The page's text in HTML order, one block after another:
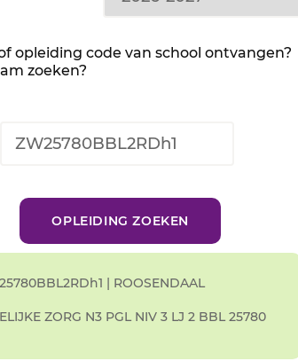
opleiding code van school ontvangen?
zoeken?
| ROOSENDAAL
ZORG N3 PGL NIV 3 LJ 2 BBL 25780